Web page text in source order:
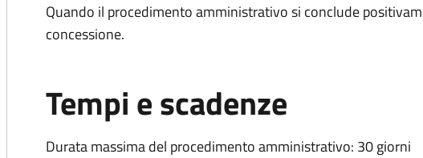
Quando il procedimento amministrativo si conclude
concessione.
Tempi e scadenze
Durata massima del procedimento amministrativo: 30 giorni